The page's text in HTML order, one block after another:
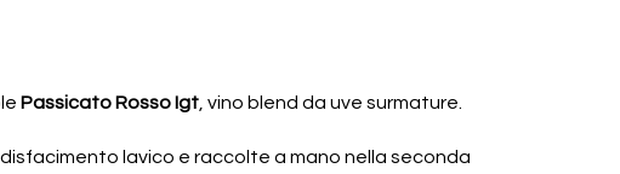
Passicato Rosso Igt , vino blend da uve surmature.
lavico e raccolte a mano nella seconda